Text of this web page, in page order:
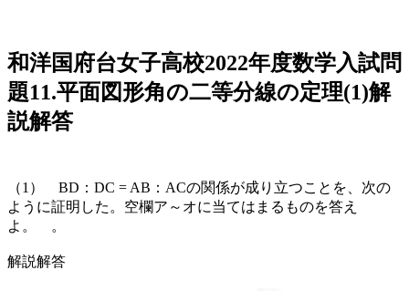
和洋国府台女子高校2022年度数学入試問
題11.平面図形角の二等分線の定理(1)解
説解答
（1） BD：DC = AB：ACの関係が成り立つことを、次の
ように証明した。空欄ア～オに当てはまるものを答え
よ。 。
解説解答